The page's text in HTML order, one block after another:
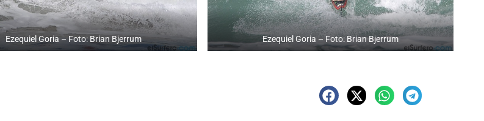
Ezequiel Goria – Foto: Brian Bjerrum Ezequiel Goria – Foto: Brian Bjerrum